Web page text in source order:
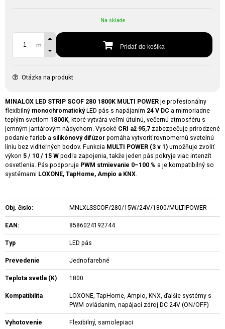
Na sklade
m Pridať do košíka
Otázka na produkt
MINALOX LED STRIP SCOF 280 1800K MULTI POWER je profesionálny
flexibilný monochromatickýLED pás s napájaním 24 V DC a mimoriadne
teplým svetlom 1800K, ktoré vytvára veľmi útulnú, večernú atmosféru s
jemným jantárovým nádychom. Vysoké CRI až 95,7 zabezpečuje prirodzené
podanie farieb a silikónový difúzor pomáha vytvoriť rovnomernú svetelnú
líniu bez viditeľných bodov. Funkcia MULTI POWER (3 v 1) umožňuje zvoliť
výkon 5 / 10 / 15 W podľa zapojenia, takže jeden pás pokryje viac intenzít
osvetlenia. Pás podporuje PWM stmievanie 0–100 % a je kompatibilný so
systémami LOXONE, TapHome, Ampio a KNX.
Obj. čislo: MNLXLSSCOF/280/15W/24V/1800/MULTIPOWER
EAN: 8586024192744
Typ LED pás
Prevedenie Jednofarebné
Teplota svetla (K) 1800
Kompatibilita
LOXONE, TapHome, Ampio, KNX, ďalšie systémy s
PWM ovládaním, napájací zdroj DC 24V (ON/OFF)
Vyhotovenie Flexibilný, samolepiaci